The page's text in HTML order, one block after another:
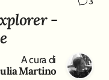
-
A cura di
Martino